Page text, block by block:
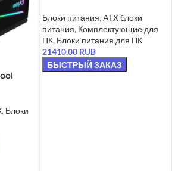
, Блоки
Блоки питания, ATX блоки
питания, Комплектующие для
ПК, Блоки питания для ПК
21410.00 RUB
БЫСТРЫЙ ЗАКАЗ